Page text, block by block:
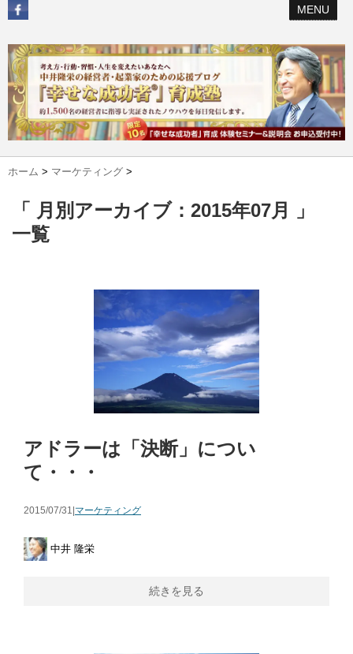
MENU
ホーム > マーケティング >
「 月別アーカイブ：2015年07月 」
一覧
アドラーは「決断」につい
て・・・
2015/07/31| マーケティング
中井 隆栄
続きを見る